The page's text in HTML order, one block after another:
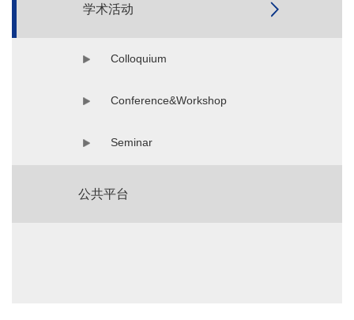
学术活动
Colloquium
Conference&Workshop
Seminar
公共平台